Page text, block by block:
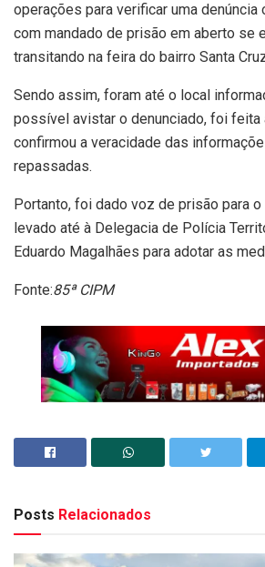
operações para verificar uma denúncia
com mandado de prisão em aberto se
transitando na feira do bairro Santa
Sendo assim, foram até o local
possível avistar o denunciado, foi feita
confirmou a veracidade das
repassadas.
Portanto, foi dado voz de prisão para
levado até à Delegacia de Polícia
Eduardo Magalhães para adotar as
Fonte:85ª CIPM
Posts Relacionados